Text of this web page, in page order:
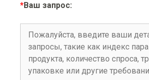
*Ваш запрос: